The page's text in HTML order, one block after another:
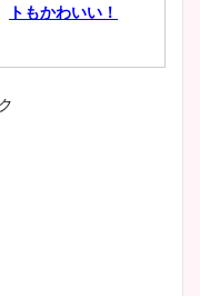
トもかわいい！
莉子のカップ画像まと